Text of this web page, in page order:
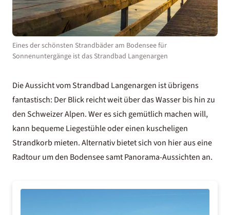
Eines der schönsten Strandbäder am Bodensee für
Sonnenuntergänge ist das Strandbad Langenargen
Die Aussicht vom Strandbad Langenargen ist übrigens
fantastisch: Der Blick reicht weit über das Wasser bis hin zu
den Schweizer Alpen. Wer es sich gemütlich machen will,
kann bequeme Liegestühle oder einen kuscheligen
Strandkorb mieten. Alternativ bietet sich von hier aus eine
Radtour um den Bodenseesamt Panorama-Aussichten an.